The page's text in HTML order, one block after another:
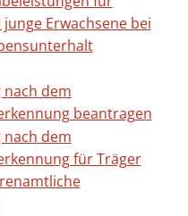
Erwachsene bei
dem
beantragen
dem
für Träger